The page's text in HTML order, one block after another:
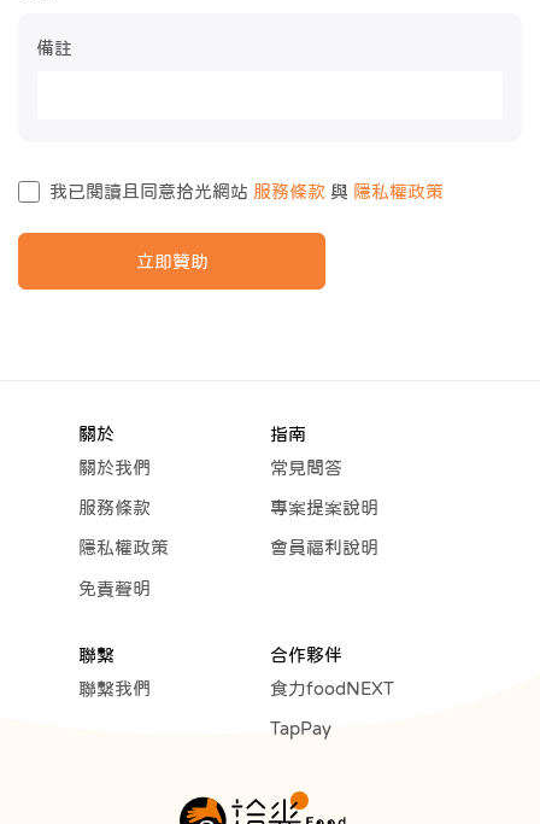
備註
我已閱讀且同意拾光網站 服務條款 與 隱私權政策
立即贊助
關於
關於我們
服務條款
隱私權政策
免責聲明
指南
常見問答
專案提案說明
會員福利說明
聯繫
聯繫我們
合作夥伴
食力foodNEXT
TapPay